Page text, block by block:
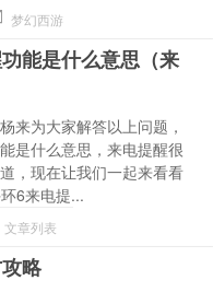
梦幻西游
能是什么意思（来
来为大家解答以上问题，
是什么意思，来电提醒很
，现在让我们一起来看看
6来电提...
文章列表
略